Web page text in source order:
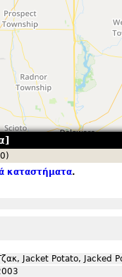
καταστήματα.
Jacket Potato, Jacked